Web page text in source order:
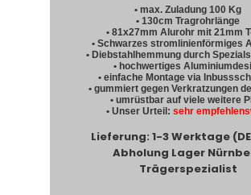
• max. Zuladung 100 Kg
• 130cm Tragrohrlänge
• 81x27mm Alurohr mit 21mm
• Schwarzes stromlinienförmiges
• Diebstahlhemmung durch
• hochwertiges
• einfache Montage via
• gummiert gegen Verkratzungen
• umrüstbar auf viele weitere
• Unser Urteil: sehr
Lieferung: 1-3 Werktage
Abholung Lager
Trägerspezialist